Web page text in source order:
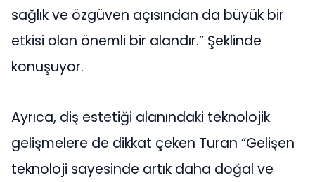
sağlık ve özgüven açısından da büyük bir
etkisi olan önemli bir alandır.” Şeklinde
konuşuyor.
Ayrıca, diş estetiği alanındaki teknolojik
gelişmelere de dikkat çeken Turan “Gelişen
teknoloji sayesinde artık daha doğal ve